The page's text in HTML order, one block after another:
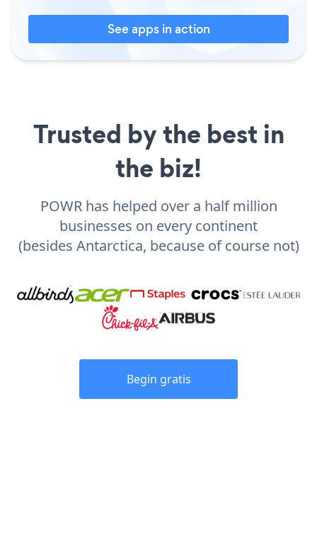
See apps in action
Trusted by the best in
the biz!
POWR has helped over a half million
businesses on every continent
(besides Antarctica, because of course not)
Begin gratis